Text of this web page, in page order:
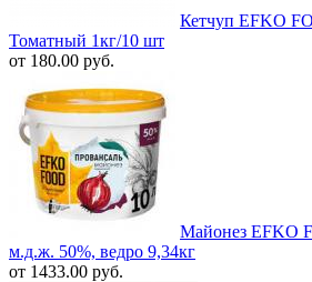
Кетчуп EFKO
Томатный 1кг/10 шт
от 180.00 руб.
Майонез EFKO
м.д.ж. 50%, ведро 9,34кг
от 1433.00 руб.